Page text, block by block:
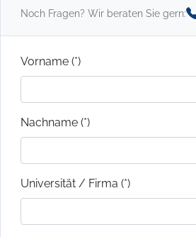
Noch Fragen? Wir beraten Sie gern:
Vorname (*)
Nachname (*)
Universität / Firma (*)